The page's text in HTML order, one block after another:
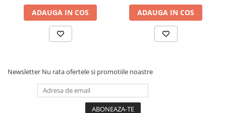
ADAUGA IN COS ADAUGA IN COS
Newsletter Nu rata ofertele si promotiile noastre